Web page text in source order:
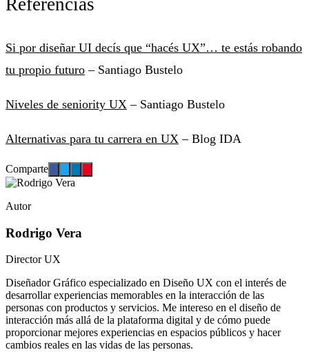
Referencias
Si por diseñar UI decís que “hacés UX”… te estás robando
tu propio futuro – Santiago Bustelo
Niveles de seniority UX – Santiago Bustelo
Alternativas para tu carrera en UX – Blog IDA
Comparte
Autor
Rodrigo Vera
Director UX
Diseñador Gráfico especializado en Diseño UX con el interés de
desarrollar experiencias memorables en la interacción de las
personas con productos y servicios. Me intereso en el diseño de
interacción más allá de la plataforma digital y de cómo puede
proporcionar mejores experiencias en espacios públicos y hacer
cambios reales en las vidas de las personas.